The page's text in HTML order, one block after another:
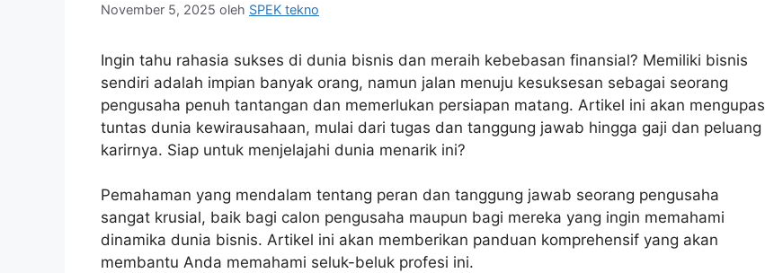
November 5, 2025 oleh SPEK tekno
Ingin tahu rahasia sukses di dunia bisnis dan meraih kebebasan finansial? Memiliki bisnis
sendiri adalah impian banyak orang, namun jalan menuju kesuksesan sebagai seorang
pengusaha penuh tantangan dan memerlukan persiapan matang. Artikel ini akan mengupas
tuntas dunia kewirausahaan, mulai dari tugas dan tanggung jawab hingga gaji dan peluang
karirnya. Siap untuk menjelajahi dunia menarik ini?
Pemahaman yang mendalam tentang peran dan tanggung jawab seorang pengusaha
sangat krusial, baik bagi calon pengusaha maupun bagi mereka yang ingin memahami
dinamika dunia bisnis. Artikel ini akan memberikan panduan komprehensif yang akan
membantu Anda memahami seluk-beluk profesi ini.